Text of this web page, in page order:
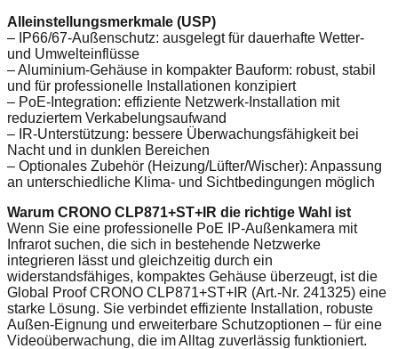
Alleinstellungsmerkmale (USP)
– IP66/67-Außenschutz: ausgelegt für dauerhafte Wetter-
und Umwelteinflüsse
– Aluminium-Gehäuse in kompakter Bauform: robust, stabil
und für professionelle Installationen konzipiert
– PoE-Integration: effiziente Netzwerk-Installation mit
reduziertem Verkabelungsaufwand
– IR-Unterstützung: bessere Überwachungsfähigkeit bei
Nacht und in dunklen Bereichen
– Optionales Zubehör (Heizung/Lüfter/Wischer): Anpassung
an unterschiedliche Klima- und Sichtbedingungen möglich
Warum CRONO CLP871+ST+IR die richtige Wahl ist
Wenn Sie eine professionelle PoE IP-Außenkamera mit
Infrarot suchen, die sich in bestehende Netzwerke
integrieren lässt und gleichzeitig durch ein
widerstandsfähiges, kompaktes Gehäuse überzeugt, ist die
Global Proof CRONO CLP871+ST+IR (Art.-Nr. 241325) eine
starke Lösung. Sie verbindet effiziente Installation, robuste
Außen-Eignung und erweiterbare Schutzoptionen – für eine
Videoüberwachung, die im Alltag zuverlässig funktioniert.